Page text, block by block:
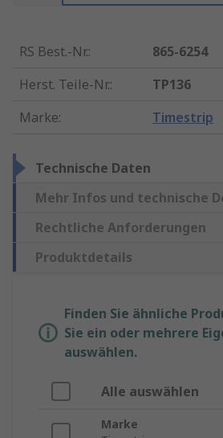
RS Best.-Nr.:
865-6254
Herst. Teile-Nr.:
TP136
Marke: Timestrip
Technische Daten
Mehr Infos und technische
Rechtliche Anforderungen
Produktdetails
Finden Sie ähnliche
Sie ein oder mehrere
auswählen.
Alle auswählen
Marke